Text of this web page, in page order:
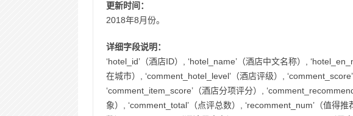
更新时间：
2018年8月份。
详细字段说明：
‘hotel_id’（酒店ID）, ‘hotel_name’（酒店中文名称）,
在城市）, ‘comment_hotel_level’（酒店评级）, ‘comment_score’
‘comment_item_score’（酒店分项评分）,
象）, ‘comment_total’（点评总数）, ‘recomment_num’（值得